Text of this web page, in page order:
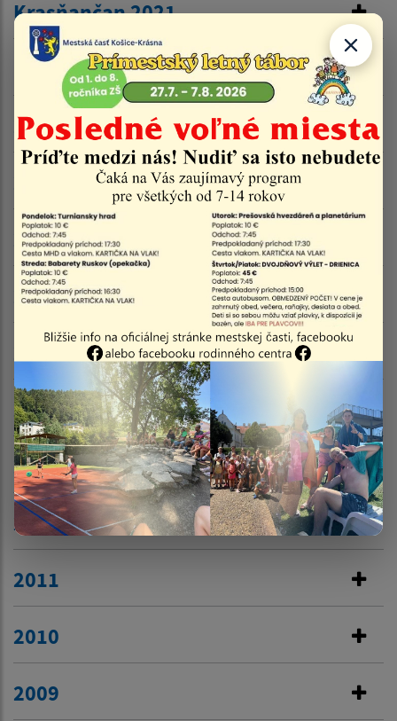
Krasňančan 2021
Krasňančan 2020
2019
2017
2016
2014
2013
2012
2011
2010
2009